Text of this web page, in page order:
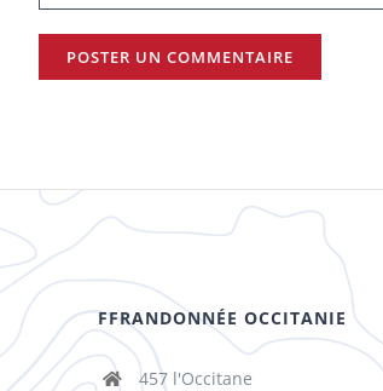
FFRANDONNÉE OCCITANIE
457 l'Occitane